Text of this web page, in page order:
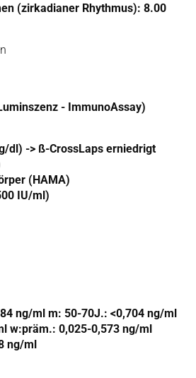
(zirkadianer Rhythmus): 8.00
- ImmunoAssay)
dl) -> ß-CrossLaps erniedrigt
(HAMA)
IU/ml)
ng/ml m: 50-70J.: <0,704 ng/ml
w:präm.: 0,025-0,573 ng/ml
ng/ml